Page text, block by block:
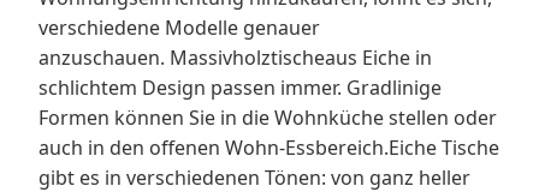
verschiedene Modelle genauer
anzuschauen. Massivholztischeaus Eiche in
schlichtem Design passen immer. Gradlinige
Formen können Sie in die Wohnküche stellen oder
auch in den offenen Wohn-Essbereich.Eiche Tische
gibt es in verschiedenen Tönen: von ganz heller